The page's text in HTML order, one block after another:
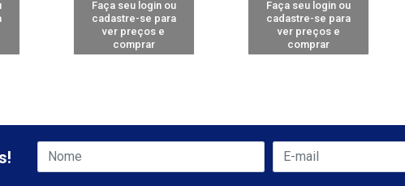
Faça seu login ou
cadastre-se para
ver preços e
comprar
Faça seu login ou
cadastre-se para
ver preços e
comprar